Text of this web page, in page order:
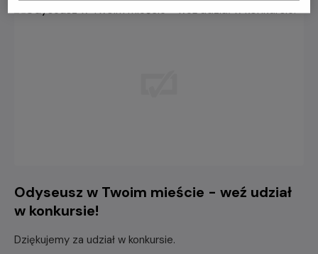
Odyseusz w Twoim mieście - weź udział
w konkursie!
Dziękujemy za udział w konkursie.